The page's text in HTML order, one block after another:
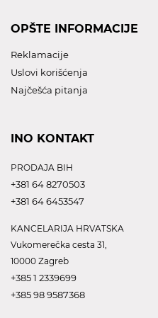
OPŠTE INFORMACIJE
Reklamacije
Uslovi korišćenja
Najčešća pitanja
INO KONTAKT
PRODAJA BIH
+381 64 8270503
+381 64 6453547
KANCELARIJA HRVATSKA
Vukomerečka cesta 31,
10000 Zagreb
+385 1 2339699
+385 98 9587368